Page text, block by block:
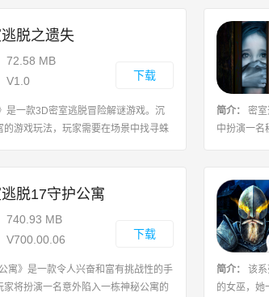
脱之遗失
72.58 MB
V1.0
下载
是一款3D密室逃脱冒险解谜游戏。沉
游戏玩法，玩家需要在场景中找寻蛛
简介：
密
中扮演一名
脱17守护公寓
740.93 MB
V700.00.06
下载
寓》是一款令人兴奋和富有挑战性的手
将扮演一名意外陷入一栋神秘公寓的
简介：
该
的女巫，她